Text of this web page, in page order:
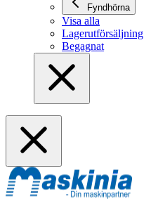
Fyndhörna
Visa alla
Lagerutförsäljning
Begagnat